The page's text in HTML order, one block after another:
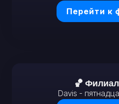
Перейти к
🏀
Davis -